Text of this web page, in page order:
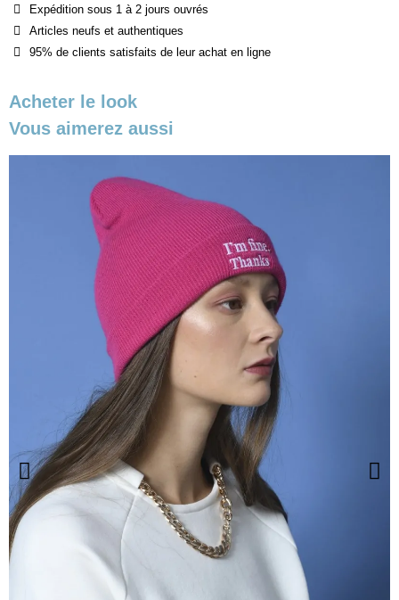
Expédition sous 1 à 2 jours ouvrés
Articles neufs et authentiques
95% de clients satisfaits de leur achat en ligne
Acheter le look
Vous aimerez aussi